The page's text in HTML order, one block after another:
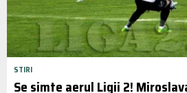
STIRI
Se simte aerul Ligii 2!